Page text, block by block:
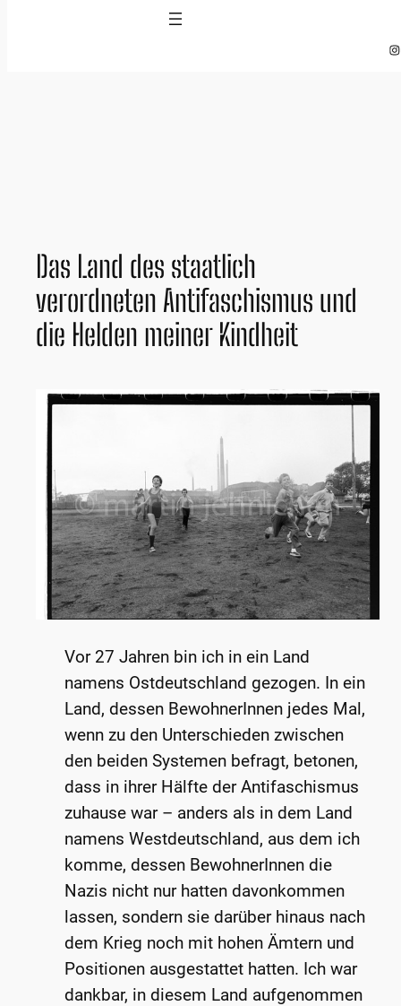
Das Land des staatlich
verordneten Antifaschismus und
die Helden meiner Kindheit
Vor 27 Jahren bin ich in ein Land
namens Ostdeutschland gezogen. In ein
Land, dessen BewohnerInnen jedes Mal,
wenn zu den Unterschieden zwischen
den beiden Systemen befragt, betonen,
dass in ihrer Hälfte der Antifaschismus
zuhause war – anders als in dem Land
namens Westdeutschland, aus dem ich
komme, dessen BewohnerInnen die
Nazis nicht nur hatten davonkommen
lassen, sondern sie darüber hinaus nach
dem Krieg noch mit hohen Ämtern und
Positionen ausgestattet hatten. Ich war
dankbar, in diesem Land aufgenommen